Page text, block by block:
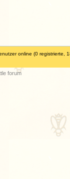
online (0 registrierte,
forum